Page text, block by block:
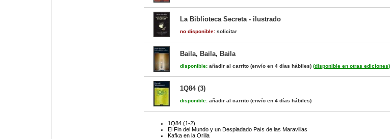
La Biblioteca Secreta - ilustrado
no disponible: solicitar
Baila, Baila, Baila
disponible: añadir al carrito (envío en 4 días hábiles) (disponible en otras ediciones)
1Q84 (3)
disponible: añadir al carrito (envío en 4 días hábiles)
1Q84 (1-2)
El Fin del Mundo y un Despiadado País de las Maravillas
Kafka en la Orilla